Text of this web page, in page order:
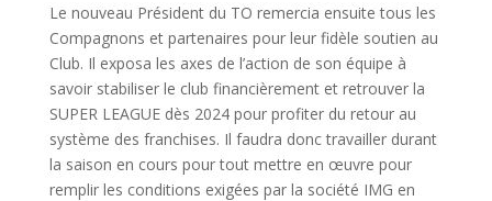
Le nouveau Président du TO remercia ensuite tous les
Compagnons et partenaires pour leur fidèle soutien au
Club. Il exposa les axes de l’action de son équipe à
savoir stabiliser le club financièrement et retrouver la
SUPER LEAGUE dès 2024 pour profiter du retour au
système des franchises. Il faudra donc travailler durant
la saison en cours pour tout mettre en œuvre pour
remplir les conditions exigées par la société IMG en